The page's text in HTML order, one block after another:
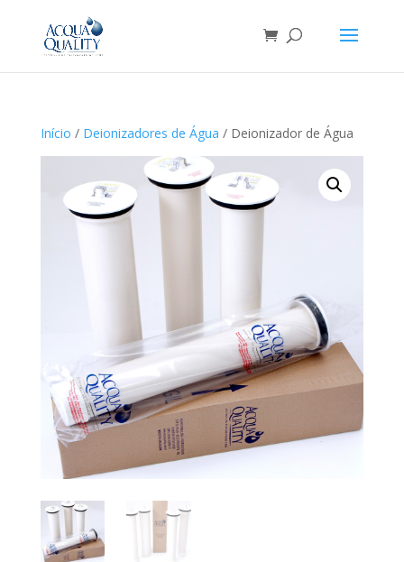
Início / Deionizadores de Água / Deionizador de Água